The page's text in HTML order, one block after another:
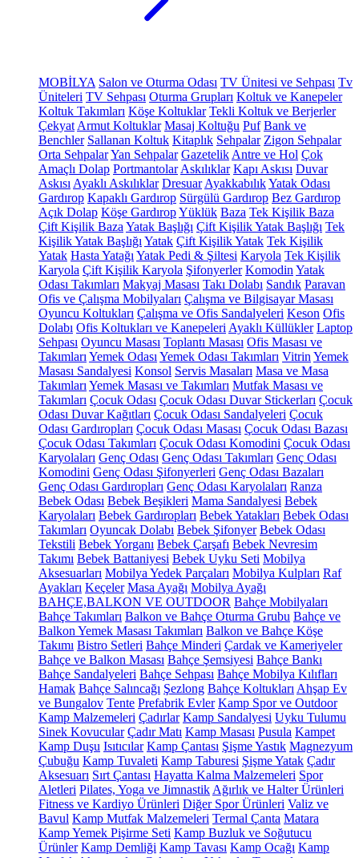
MOBİLYA Salon ve Oturma Odası TV Ünitesi ve Sehpası Tv
Üniteleri TV Sehpası Oturma Grupları Koltuk ve Kanepeler
Koltuk Takımları Köşe Koltuklar Tekli Koltuk ve Berjerler
Çekyat Armut Koltuklar Masaj Koltuğu Puf Bank ve
Benchler Sallanan Koltuk Kitaplık Sehpalar Zigon Sehpalar
Orta SehpalarYan Sehpalar Gazetelik Antre ve Hol Çok
Amaçlı Dolap Portmantolar Askılıklar Kapı Askısı Duvar
Askısı Ayaklı Askılıklar Dresuar AyakkabılıkYatak Odası
Gardırop Kapaklı Gardırop Sürgülü Gardırop Bez Gardırop
Açık Dolap Köşe GardıropYüklük Baza Tek Kişilik Baza
Çift Kişilik Baza Yatak Başlığı Çift Kişilik Yatak Başlığı Tek
Kişilik Yatak Başlığı Yatak Çift Kişilik Yatak Tek Kişilik
Yatak Hasta Yatağı Yatak Pedi & Şiltesi Karyola Tek Kişilik
Karyola Çift Kişilik Karyola Şifonyerler Komodin Yatak
Odası Takımları Makyaj Masası Takı Dolabı Sandık Paravan
Ofis ve Çalışma Mobilyaları Çalışma ve Bilgisayar Masası
Oyuncu Koltukları Çalışma ve Ofis Sandalyeleri Keson Ofis
Dolabı Ofis Koltukları ve Kanepeleri Ayaklı Küllükler Laptop
Sehpası Oyuncu Masası Toplantı Masası Ofis Masası ve
Takımları Yemek Odası Yemek Odası Takımları Vitrin Yemek
Masası Sandalyesi Konsol Servis Masaları Masa ve Masa
Takımları Yemek Masası ve Takımları Mutfak Masası ve
Takımları Çocuk Odası Çocuk Odası Duvar Stickerları Çocuk
Odası Duvar Kağıtları Çocuk Odası Sandalyeleri Çocuk
Odası Gardıropları Çocuk Odası Masası Çocuk Odası Bazası
Çocuk Odası Takımları Çocuk Odası Komodini Çocuk Odası
Karyolaları Genç Odası Genç Odası Takımları Genç Odası
Komodini Genç Odası Şifonyerleri Genç Odası Bazaları
Genç Odası Gardıropları Genç Odası Karyolaları Ranza
Bebek Odası Bebek Beşikleri Mama Sandalyesi Bebek
Karyolaları Bebek Gardıropları Bebek Yatakları Bebek Odası
Takımları Oyuncak Dolabı Bebek Şifonyer Bebek Odası
Tekstili Bebek Yorganı Bebek Çarşafı Bebek Nevresim
Takımı Bebek Battaniyesi Bebek Uyku Seti Mobilya
Aksesuarları Mobilya Yedek Parçaları Mobilya Kulpları Raf
Ayakları Keçeler Masa Ayağı Mobilya Ayağı
BAHÇE,BALKON VE OUTDOOR Bahçe Mobilyaları
Bahçe Takımları Balkon ve Bahçe Oturma Grubu Bahçe ve
Balkon Yemek Masası Takımları Balkon ve Bahçe Köşe
Takımı Bistro Setleri Bahçe Minderi Çardak ve Kameriyeler
Bahçe ve Balkon Masası Bahçe Şemsiyesi Bahçe Bankı
Bahçe Sandalyeleri Bahçe Sehpası Bahçe Mobilya Kılıfları
Hamak Bahçe Salıncağı Şezlong Bahçe Koltukları Ahşap Ev
ve Bungalov Tente Prefabrik Evler Kamp Spor ve Outdoor
Kamp Malzemeleri Çadırlar Kamp Sandalyesi Uyku Tulumu
Sinek Kovucular Çadır Matı Kamp Masası Pusula Kampet
Kamp Duşu Isıtıcılar Kamp Çantası Şişme Yastık Magnezyum
Çubuğu Kamp Tuvaleti Kamp Taburesi Şişme Yatak Çadır
Aksesuarı Sırt Çantası Hayatta Kalma Malzemeleri Spor
Aletleri Pilates, Yoga ve Jimnastik Ağırlık ve Halter Ürünleri
Fitness ve Kardiyo Ürünleri Diğer Spor Ürünleri Valiz ve
Bavul Kamp Mutfak Malzemeleri Termal Çanta Matara
Kamp Yemek Pişirme Seti Kamp Buzluk ve Soğutucu
Ürünler Kamp Demliği Kamp Tavası Kamp Ocağı Kamp